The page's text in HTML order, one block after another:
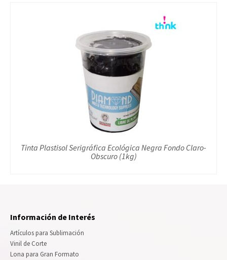
Tinta Plastisol Serigráfica Ecológica Negra Fondo Claro-
Obscuro (1kg)
Información de Interés
Artículos para Sublimación
Vinil de Corte
Lona para Gran Formato